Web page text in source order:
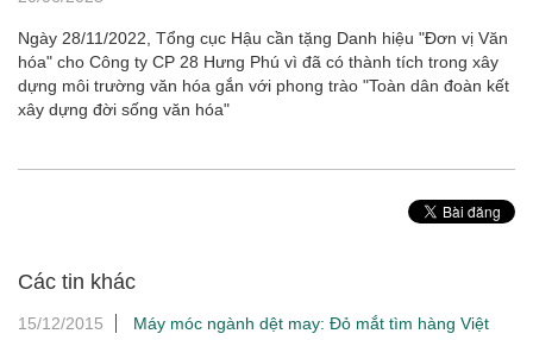
Ngày 28/11/2022, Tổng cục Hậu cần tặng Danh hiệu "Đơn vị Văn
hóa" cho Công ty CP 28 Hưng Phú vì đã có thành tích trong xây
dựng môi trường văn hóa gắn với phong trào "Toàn dân đoàn kết
xây dựng đời sống văn hóa"
Các tin khác
15/12/2015 Máy móc ngành dệt may: Đỏ mắt tìm hàng Việt